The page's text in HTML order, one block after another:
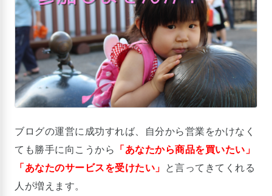
ブログの運営に成功すれば、自分から営業をかけなく
ても勝手に向こうから
「あなたから商品を買いたい」
「あなたのサービスを受けたい」
と言ってきてくれる
人が増えます。